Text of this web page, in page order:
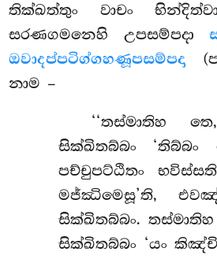
තික්ඛත්තුං වාචං
සරණගමනෙහි උපසම්පදා
ඔවාදප්පටිග්ගහණූපසම්පදා
නාම –
‘‘තස්මාතිහ
සික්ඛිතබ්බං ‘තිබ්බං
පච්චුපට්ඨිතං
මජ්ඣිමෙසූ’ති,
සික්ඛිතබ්බං.
සික්ඛිතබ්බං ‘යං